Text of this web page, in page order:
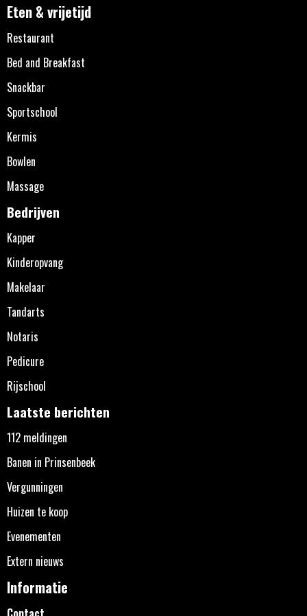
Eten & vrijetijd
Restaurant
Bed and Breakfast
Snackbar
Sportschool
Kermis
Bowlen
Massage
Bedrijven
Kapper
Kinderopvang
Makelaar
Tandarts
Notaris
Pedicure
Rijschool
Laatste berichten
112 meldingen
Banen in Prinsenbeek
Vergunningen
Huizen te koop
Evenementen
Extern nieuws
Informatie